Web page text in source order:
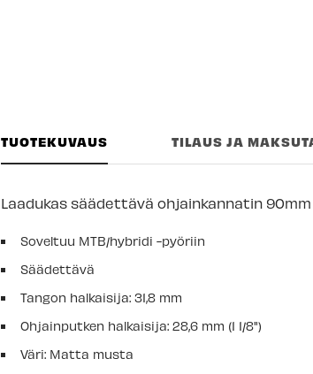
TUOTEKUVAUS TILAUS JA
Laadukas säädettävä ohjainkannatin 90mm
Soveltuu MTB/hybridi -pyöriin
Säädettävä
Tangon halkaisija: 31,8 mm
Ohjainputken halkaisija: 28,6 mm (1 1/8")
Väri: Matta musta